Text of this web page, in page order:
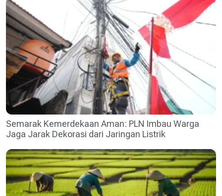
Semarak Kemerdekaan Aman: PLN Imbau Warga
Jaga Jarak Dekorasi dari Jaringan Listrik